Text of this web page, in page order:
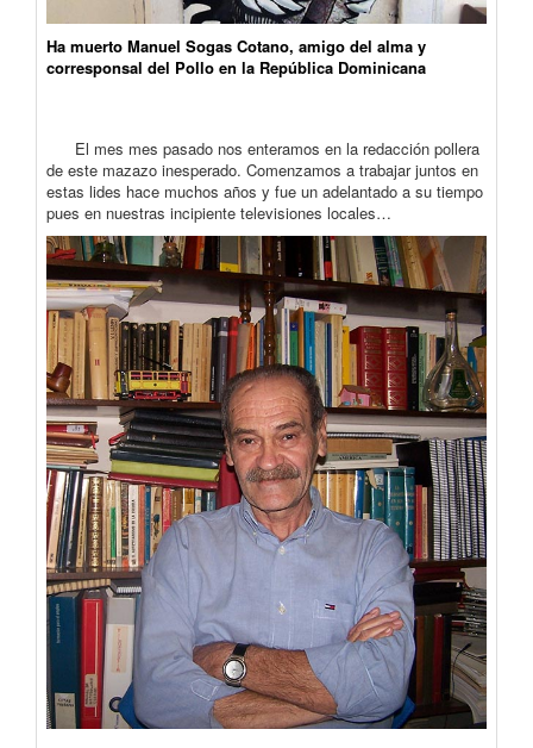
Ha muerto Manuel Sogas Cotano, amigo del alma y
corresponsal del Pollo en la República Dominicana
El mes mes pasado nos enteramos en la redacción pollera
de este mazazo inesperado. Comenzamos a trabajar juntos en
estas lides hace muchos años y fue un adelantado a su tiempo
pues en nuestras incipiente televisiones locales…